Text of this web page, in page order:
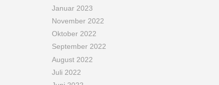
Januar 2023
November 2022
Oktober 2022
September 2022
August 2022
Juli 2022